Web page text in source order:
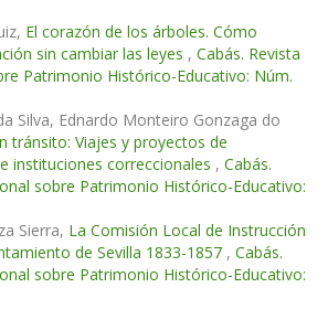
El corazón de los árboles. Cómo
sin cambiar las leyes , Cabás. Revista
Patrimonio Histórico-Educativo: Núm.
Silva, Ednardo Monteiro Gonzaga do
tránsito: Viajes y proyectos de
instituciones correccionales , Cabás.
sobre Patrimonio Histórico-Educativo:
Sierra, La Comisión Local de Instrucción
de Sevilla 1833-1857 , Cabás.
sobre Patrimonio Histórico-Educativo: